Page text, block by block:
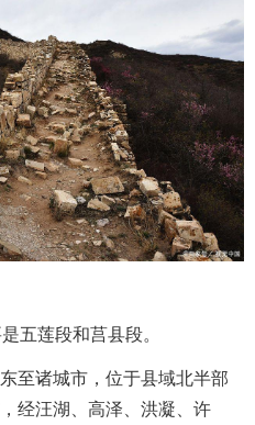
五莲段和莒县段。
至诸城市，位于县域北半部
经汪湖、高泽、洪凝、许
继续